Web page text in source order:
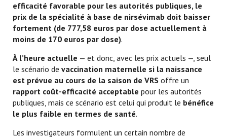
efficacité favorable pour les autorités publiques, le
prix de la spécialité à base de nirsévimab doit baisser
fortement (de 777,58 euros par dose actuellement à
moins de 170 euros par dose).
À l’heure actuelle — et donc, avec les prix actuels —, seul
le scénario de vaccination maternelle si la naissance
est prévue au cours de la saison de VRS offre un
rapport coût-efficacité acceptable pour les autorités
publiques, mais ce scénario est celui qui produit le bénéfice
le plus faible en termes de santé.
Les investigateurs formulent un certain nombre de